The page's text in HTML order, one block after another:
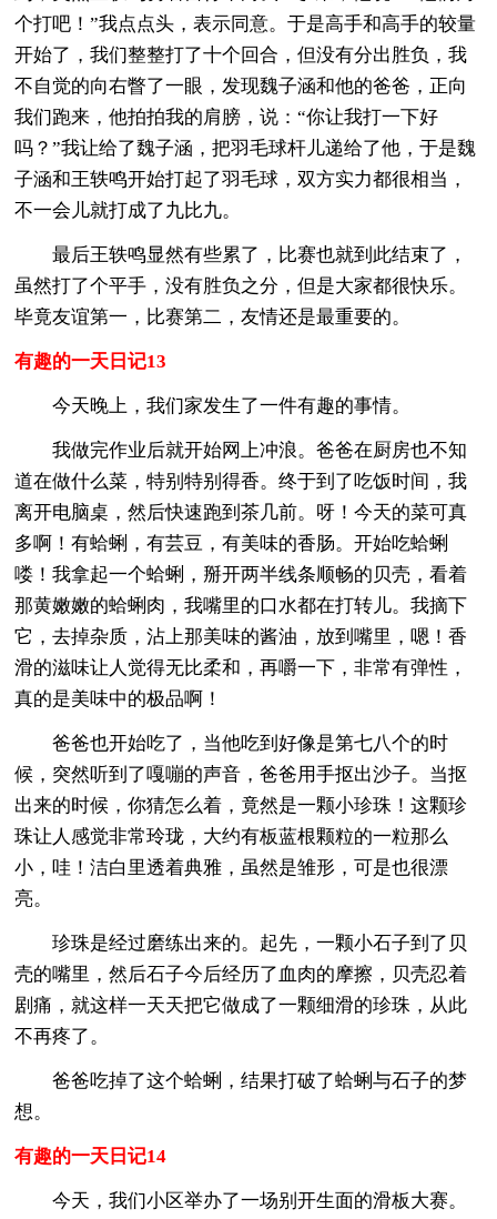
个打吧！”我点点头，表示同意。于是高手和高手的较量
开始了，我们整整打了十个回合，但没有分出胜负，我
不自觉的向右瞥了一眼，发现魏子涵和他的爸爸，正向
我们跑来，他拍拍我的肩膀，说：“你让我打一下好
吗？”我让给了魏子涵，把羽毛球杆儿递给了他，于是魏
子涵和王轶鸣开始打起了羽毛球，双方实力都很相当，
不一会儿就打成了九比九。
最后王轶鸣显然有些累了，比赛也就到此结束了，
虽然打了个平手，没有胜负之分，但是大家都很快乐。
毕竟友谊第一，比赛第二，友情还是最重要的。
有趣的一天日记13
今天晚上，我们家发生了一件有趣的事情。
我做完作业后就开始网上冲浪。爸爸在厨房也不知
道在做什么菜，特别特别得香。终于到了吃饭时间，我
离开电脑桌，然后快速跑到茶几前。呀！今天的菜可真
多啊！有蛤蜊，有芸豆，有美味的香肠。开始吃蛤蜊
喽！我拿起一个蛤蜊，掰开两半线条顺畅的贝壳，看着
那黄嫩嫩的蛤蜊肉，我嘴里的口水都在打转儿。我摘下
它，去掉杂质，沾上那美味的酱油，放到嘴里，嗯！香
滑的滋味让人觉得无比柔和，再嚼一下，非常有弹性，
真的是美味中的极品啊！
爸爸也开始吃了，当他吃到好像是第七八个的时
候，突然听到了嘎嘣的声音，爸爸用手抠出沙子。当抠
出来的时候，你猜怎么着，竟然是一颗小珍珠！这颗珍
珠让人感觉非常玲珑，大约有板蓝根颗粒的一粒那么
小，哇！洁白里透着典雅，虽然是雏形，可是也很漂
亮。
珍珠是经过磨练出来的。起先，一颗小石子到了贝
壳的嘴里，然后石子今后经历了血肉的摩擦，贝壳忍着
剧痛，就这样一天天把它做成了一颗细滑的珍珠，从此
不再疼了。
爸爸吃掉了这个蛤蜊，结果打破了蛤蜊与石子的梦
想。
有趣的一天日记14
今天，我们小区举办了一场别开生面的滑板大赛。